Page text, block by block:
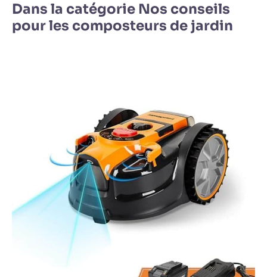
Dans la catégorie Nos conseils
pour les composteurs de jardin